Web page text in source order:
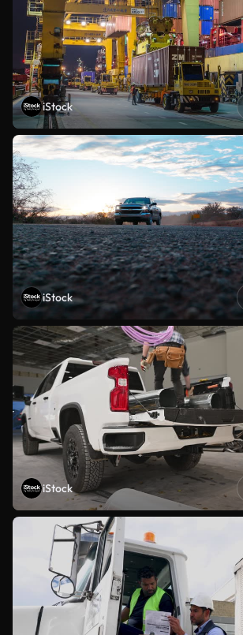
iStock
iStock
iStock